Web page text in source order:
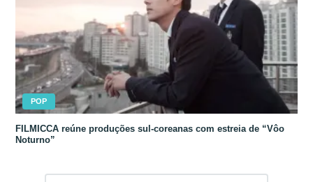
POP
FILMICCA reúne produções sul-coreanas com estreia de “Vôo
Noturno”